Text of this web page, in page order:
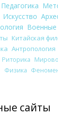
Педагогика
Искусство
Военные
Китайская
Антропология
Риторика
Физика
сайты